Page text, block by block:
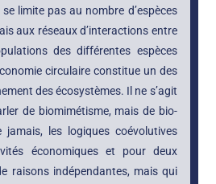
limite pas au nombre d’espèces
aux réseaux d’interactions entre
des différentes espèces
circulaire constitue un des
des écosystèmes. Il ne s’agit
de biomimétisme, mais de bio-
jamais, les logiques coévolutives
économiques et pour deux
raisons indépendantes, mais qui